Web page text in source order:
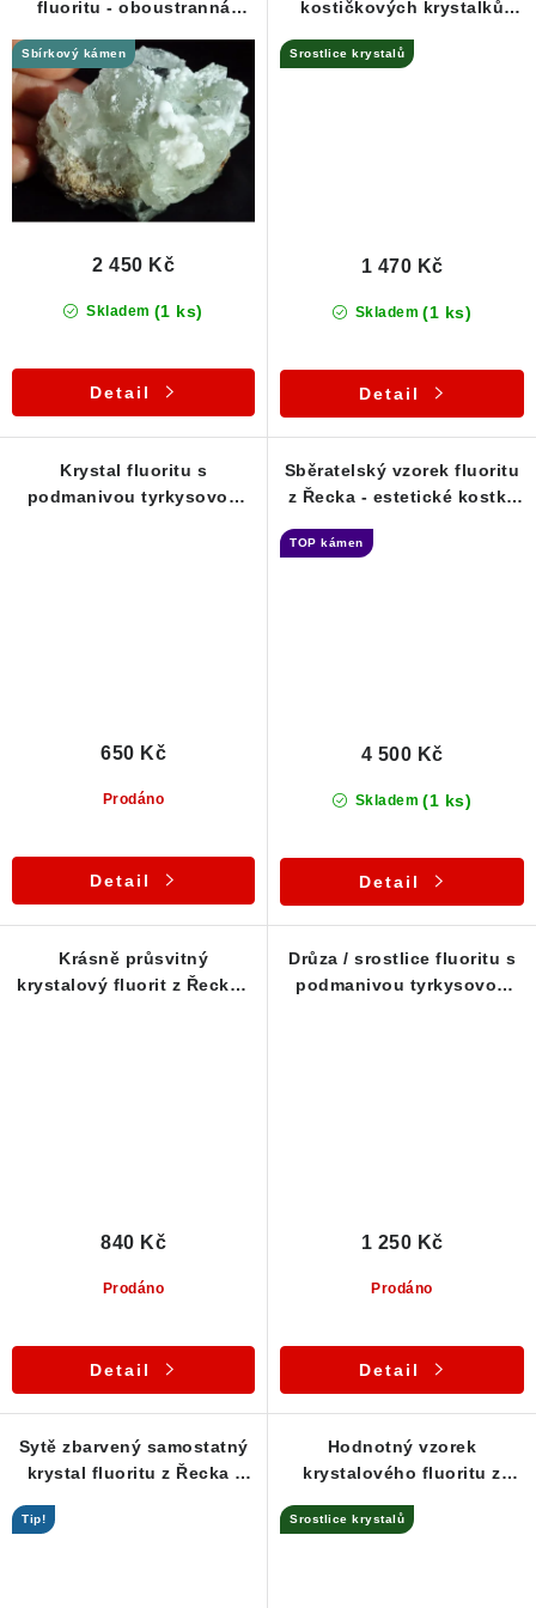
fluoritu - oboustranná
Sbírkový kámen
Skladem (1 ks)
2 450 Kč
Detail
kostičkových krystalků
Srostlice krystalů
Skladem (1 ks)
1 470 Kč
Detail
Krystal fluoritu s
podmanivou tyrkysovou
Prodáno
650 Kč
Detail
Sběratelský vzorek fluoritu
z Řecka - estetické kostky
TOP kámen
Skladem (1 ks)
4 500 Kč
Detail
Krásně průsvitný
krystalový fluorit z Řecka /
Prodáno
840 Kč
Detail
Drůza / srostlice fluoritu s
podmanivou tyrkysovou
Prodáno
1 250 Kč
Detail
Sytě zbarvený samostatný
krystal fluoritu z Řecka /
Tip!
Hodnotný vzorek
krystalového fluoritu z
Řecko
Srostlice krystalů